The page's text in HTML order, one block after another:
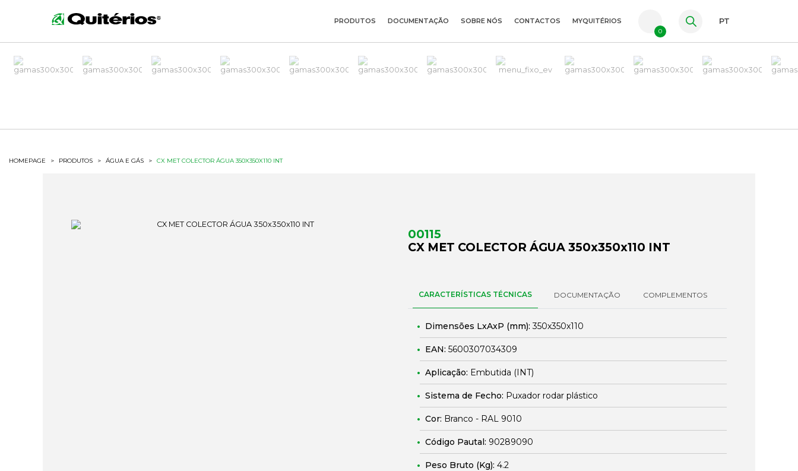
ES
PRODUTOS DOCUMENTAÇÃO SOBRE NÓS CONTACTOS MYQUITÉRIOS
0
PT
HOMEPAGE > PRODUTOS > ÁGUA E GÁS > CX MET COLECTOR ÁGUA 350X350X110 INT
00115
CX MET COLECTOR ÁGUA 350x350x110 INT
CARACTERÍSTICAS TÉCNICAS DOCUMENTAÇÃO COMPLEMENTOS
Dimensões LxAxP (mm):350x350x110
EAN: 5600307034309
Aplicação: Embutida (INT)
Sistema de Fecho: Puxador rodar plástico
Cor: Branco - RAL 9010
Código Pautal: 90289090
Peso Bruto (Kg): 4.2